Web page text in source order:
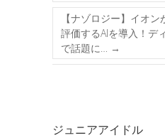
【ナゾロジー】イオ
評価するAIを導入！デ
で話題に… →
ジュニアアイドル